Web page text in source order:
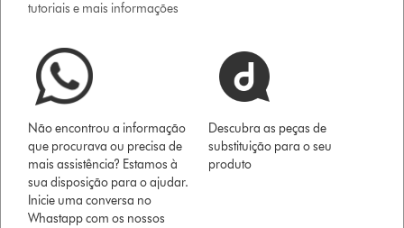
tutoriais e mais informações
Não encontrou a informação
que procurava ou precisa de
mais assistência? Estamos à
sua disposição para o ajudar.
Inicie uma conversa no
Whastapp com os nossos
Descubra as peças de
substituição para o seu
produto